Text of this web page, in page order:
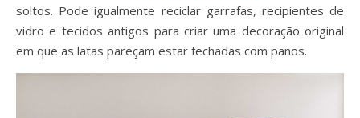
soltos. Pode igualmente reciclar garrafas, recipientes de
vidro e tecidos antigos para criar uma decoração original
em que as latas pareçam estar fechadas com panos.